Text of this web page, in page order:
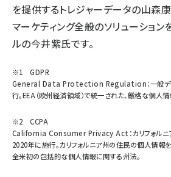
を提供するトレジャーデータの山森
マーケティング全般のソリューショ
ルの今井紫氏です。
※1 GDPR
General Data Protection Regulation：一般デ
行。EEA（欧州経済領域）で統一された、厳格な個人
※2 CCPA
California Consumer Privacy Act：カリフォルニア
2020年に施行。カリフォルニア州の住民の個人情報
全米初の包括的な個人情報に関する州法。